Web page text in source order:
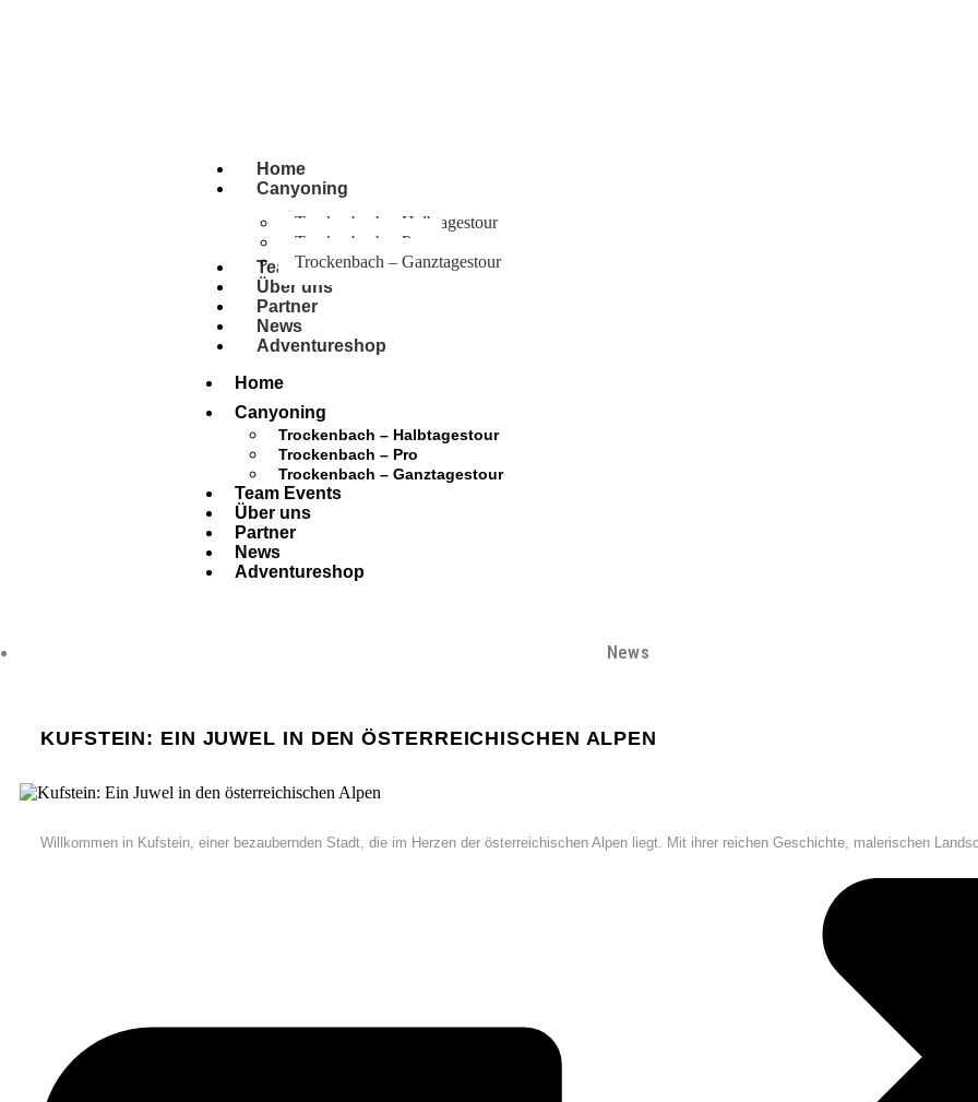
Home
Canyoning
Trockenbach – Halbtagestour
Trockenbach – Pro
Trockenbach – Ganztagestour
Team Events
Über uns
Partner
News
Adventureshop
Home
Canyoning
Trockenbach – Halbtagestour
Trockenbach – Pro
Trockenbach – Ganztagestour
Team Events
Über uns
Partner
News
Adventureshop
News
KUFSTEIN: EIN JUWEL IN DEN ÖSTERREICHISCHEN ALPEN
Willkommen in Kufstein, einer bezaubernden Stadt, die im Herzen der österreichischen Alpen liegt. Mit ihrer reichen Geschichte, malerischen